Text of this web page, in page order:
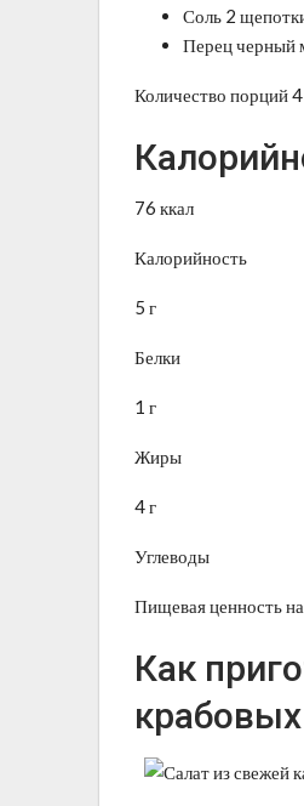
Соль 2
Перец черный
Количество порций 4
76 ккал
Калорийность
5 г
Белки
1 г
Жиры
4 г
Углеводы
Пищевая ценность
Как